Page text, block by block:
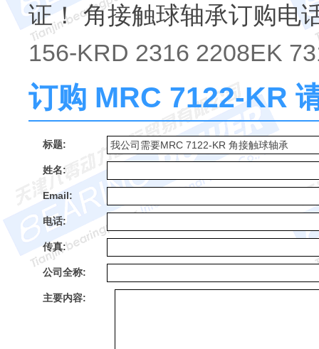
证！ 角接触球轴承订购电
156-KRD 2316 2208EK
订购 MRC 7122-KR
标题:
姓名:
Email:
电话:
传真:
公司全称:
主要内容: